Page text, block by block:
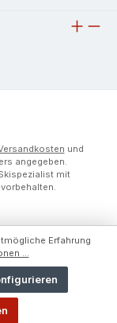
und
angegeben.
mit
Erfahrung
...